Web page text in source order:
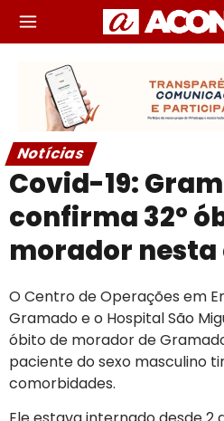
Notícias
Covid-19:
confirma 32º
morador
O Centro de Operações em
Gramado e o Hospital São
óbito de morador de
paciente do sexo masculino
comorbidades.